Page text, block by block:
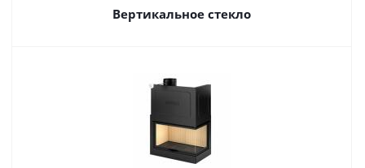
Вертикальное стекло